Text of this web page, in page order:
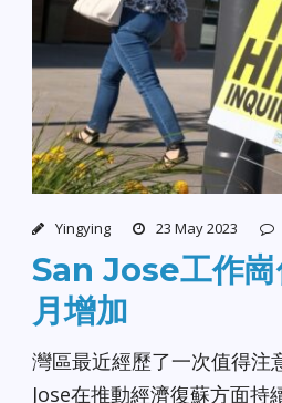
Yingying 23 May 2023
San Jose工作
月增加
灣區最近經歷了一次值得注
Jose在推動經濟復蘇方面持